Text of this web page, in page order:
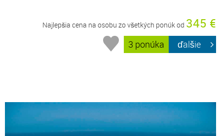
Najlepšia cena na osobu zo všetkých ponúk od 345 €
3 ponúka ďalšie